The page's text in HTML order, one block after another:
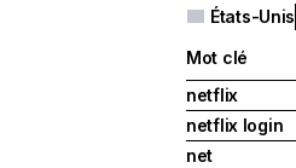
États-Unis
Mot clé
netflix
netflix login
net